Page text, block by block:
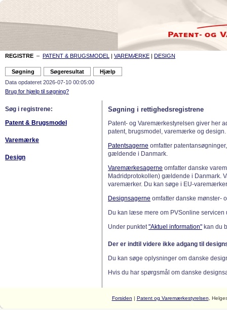
REGISTRE – PATENT & BRUGSMODEL | VAREMÆRKE | DESIGN
Data opdateret 2026-07-10 00:05:00
Brug for hjælp til søgning?
Søg i registrene:
Patent & Brugsmodel
Varemærke
Design
Søgning i rettighedsregistrene
Patent- og Varemærkestyrelsen giver her
patent, brugsmodel, varemærke og design.
Patentsagerne omfatter
gældende i Danmark.
Varemærkesagerne omfatter danske
Madridprotokollen) gældende i Danmark.
varemærker. Du kan søge i EU-
Designsagerne omfatter danske mønster-
Du kan læse mere om PVSonline
Under punktet"Aktuel information" kan du
Der er indtil videre ikke adgang til
Du kan søge oplysninger om danske
Hvis du har spørgsmål om danske
Forsiden | Patent og Varemærkestyrelsen ,